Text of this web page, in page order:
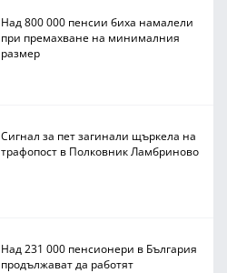
Над 800 000 пенсии биха намалели
при премахване на минималния
размер
Сигнал за пет загинали щъркела на
трафопост в Полковник Ламбриново
Над 231 000 пенсионери в България
продължават да работят